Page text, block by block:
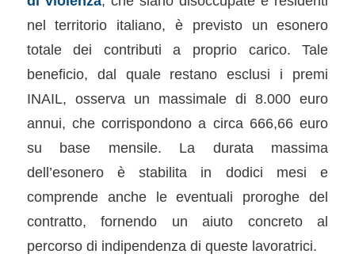
nel territorio italiano, è previsto un esonero
totale dei contributi a proprio carico. Tale
beneficio, dal quale restano esclusi i premi
INAIL, osserva un massimale di 8.000 euro
annui, che corrispondono a circa 666,66 euro
su base mensile. La durata massima
dell’esonero è stabilita in dodici mesi e
comprende anche le eventuali proroghe del
contratto, fornendo un aiuto concreto al
percorso di indipendenza di queste lavoratrici.